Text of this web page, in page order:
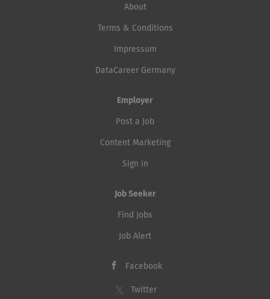
About
Terms & Conditions
Impressum
DataCareer Germany
Employer
Post a Job
Content Marketing
Sign in
Job Seeker
Find Jobs
Job Alert
Facebook
Twitter